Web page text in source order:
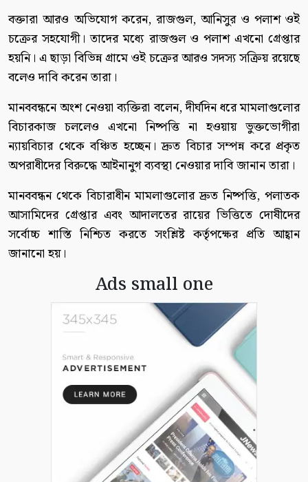
বক্তারা আরও অভিযোগ করেন, রাজগুল, আনিসুর ও পলাশ ওই
চক্রের সহযোগী। তাদের মধ্যে রাজগুল ও পলাশ এখনো গ্রেপ্তার
হয়নি। এ ছাড়া বিভিন্ন গ্রামে ওই চক্রের আরও সদস্য সক্রিয় রয়েছে
বলেও দাবি করেন তারা।
মানববন্ধনে অংশ নেওয়া ব্যক্তিরা বলেন, দীর্ঘদিন ধরে মামলাগুলোর
বিচারকাজ চললেও এখনো নিষ্পত্তি না হওয়ায় ভুক্তভোগীরা
ন্যায়বিচার থেকে বঞ্চিত হচ্ছেন। দ্রুত বিচার সম্পন্ন করে প্রকৃত
অপরাধীদের বিরুদ্ধে আইনানুগ ব্যবস্থা নেওয়ার দাবি জানান তারা।
মানববন্ধন থেকে বিচারাধীন মামলাগুলোর দ্রুত নিষ্পত্তি, পলাতক
আসামিদের গ্রেপ্তার এবং আদালতের রায়ের ভিত্তিতে দোষীদের
সর্বোচ্চ শাস্তি নিশ্চিত করতে সংশ্লিষ্ট কর্তৃপক্ষের প্রতি আহ্বান
জানানো হয়।
Ads small one